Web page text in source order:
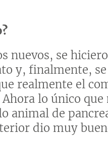
nuevos, se
y, finalmente,
realmente el
lo único que
animal de
dio muy